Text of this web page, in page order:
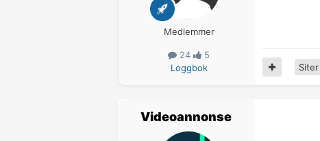
Medlemmer
24
5
Loggbok
Siter
Videoannonse